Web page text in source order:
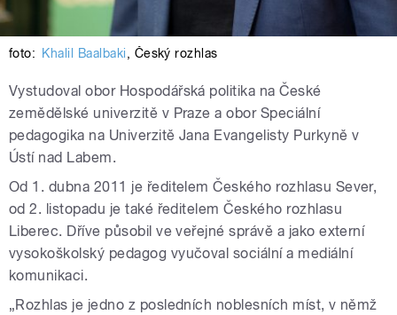
foto: Khalil Baalbaki, Český rozhlas
Vystudoval obor Hospodářská politika na České
zemědělské univerzitě v Praze a obor Speciální
pedagogika na Univerzitě Jana Evangelisty Purkyně v
Ústí nad Labem.
Od 1. dubna 2011 je ředitelem Českého rozhlasu Sever,
od 2. listopadu je také ředitelem Českého rozhlasu
Liberec. Dříve působil ve veřejné správě a jako externí
vysokoškolský pedagog vyučoval sociální a mediální
komunikaci.
„Rozhlas je jedno z posledních noblesních míst, v němž